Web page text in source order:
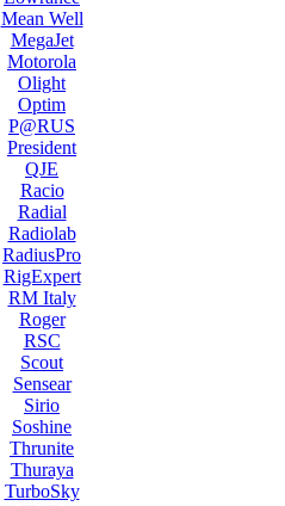
Mean Well
MegaJet
Motorola
Olight
Optim
P@RUS
President
QJE
Racio
Radial
Radiolab
RadiusPro
RigExpert
RM Italy
Roger
RSC
Scout
Sensear
Sirio
Soshine
Thrunite
Thuraya
TurboSky